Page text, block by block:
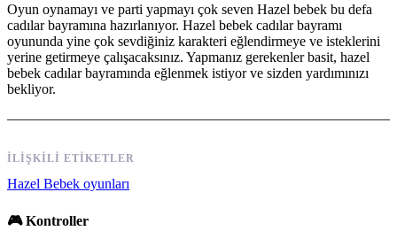
Oyun oynamayı ve parti yapmayı çok seven Hazel bebek bu defa
cadılar bayramına hazırlanıyor. Hazel bebek cadılar bayramı
oyununda yine çok sevdiğiniz karakteri eğlendirmeye ve isteklerini
yerine getirmeye çalışacaksınız. Yapmanız gerekenler basit, hazel
bebek cadılar bayramında eğlenmek istiyor ve sizden yardımınızı
bekliyor.
İLIŞKILI ETIKETLER
Hazel Bebek oyunları
🎮 Kontroller